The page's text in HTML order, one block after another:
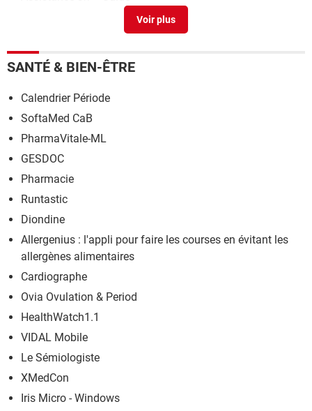
>Forum Snapchat
SANTÉ & BIEN-ÊTRE
Calendrier Période
SoftaMed CaB
PharmaVitale-ML
GESDOC
Pharmacie
Runtastic
Diondine
Allergenius : l'appli pour faire les courses en évitant les
allergènes alimentaires
Cardiographe
Ovia Ovulation & Period
HealthWatch1.1
VIDAL Mobile
Le Sémiologiste
XMedCon
Iris Micro - Windows